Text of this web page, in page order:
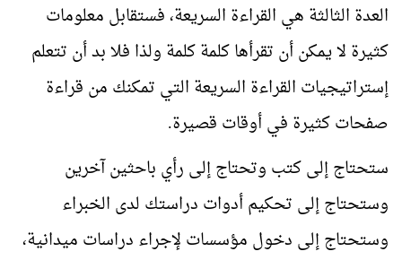
العدة الثالثة هي القراءة السريعة، فستقابل معلومات
كثيرة لا يمكن أن تقرأها كلمة كلمة ولذا فلا بد أن تتعلم
إستراتيجيات القراءة السريعة التي تمكنك من قراءة
صفحات كثيرة في أوقات قصيرة.
ستحتاج إلى كتب وتحتاج إلى رأي باحثين آخرين
وستحتاج إلى تحكيم أدوات دراستك لدى الخبراء
وستحتاج إلى دخول مؤسسات لإجراء دراسات ميدانية،